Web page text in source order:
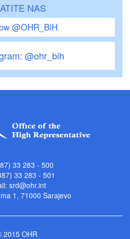
NAS
@OHR_BiH
@ohr_bih
33 283 - 500
33 283 - 501
srd@ohr.int
1, 71000 Sarajevo
2015 OHR